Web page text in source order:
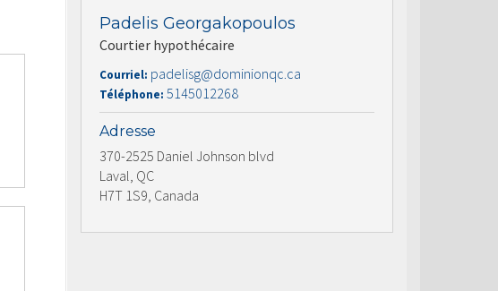
Padelis Georgakopoulos
Courtier hypothécaire
Courriel: padelisg@dominionqc.ca
Téléphone: 5145012268
Adresse
370-2525 Daniel Johnson blvd
Laval, QC
H7T 1S9, Canada